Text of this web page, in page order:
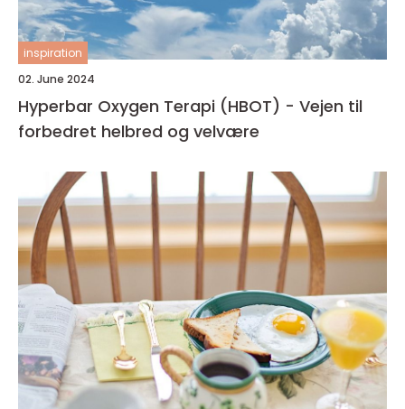
inspiration
02. June 2024
Hyperbar Oxygen Terapi (HBOT) - Vejen til
forbedret helbred og velvære